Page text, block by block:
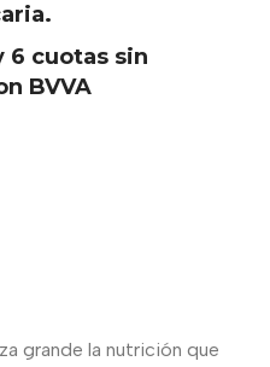
6 cuotas sin
BVVA
grande la nutrición que